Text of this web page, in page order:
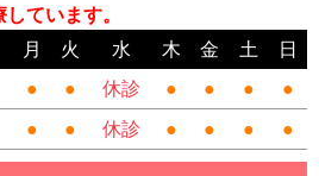
ています。
月 火 水 木 金 土
日
● ● 休診 ● ● ●
●
● ● 休診 ● ● ● ●